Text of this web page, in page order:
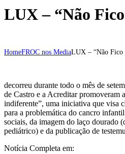
LUX – “Não
HomeFROC nos MediaLUX – “Não Fico
decorreu durante todo o mês de
de Castro e a Acreditar promoveram
indiferente”, uma iniciativa que visa
para a problemática do cancro
sociais, da imagem do laço dourado
pediátrico) e da publicação de
Notícia Completa em: